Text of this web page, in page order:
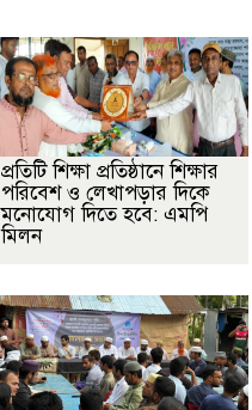
প্রতিটি শিক্ষা প্রতিষ্ঠানে শিক্ষার
পরিবেশ ও লেখাপড়ার দিকে
মনোযোগ দিতে হবে: এমপি
মিলন